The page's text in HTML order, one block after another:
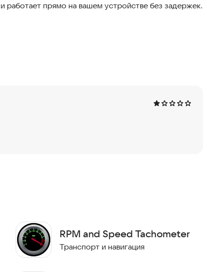
работает прямо на вашем устройстве без задержек.
предмет, и программа сразу покажет
мин).
RPM and Speed Tachometer
Транспорт и навигация